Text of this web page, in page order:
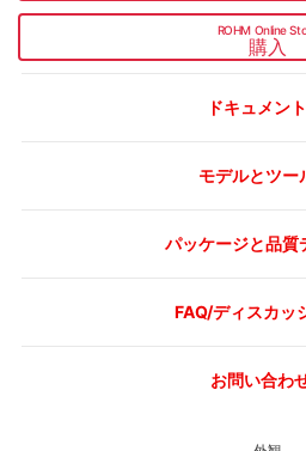
ROHM Online
購入
ドキュメント
モデルとツー
パッケージと品質
FAQ/ディスカッ
お問い合わ